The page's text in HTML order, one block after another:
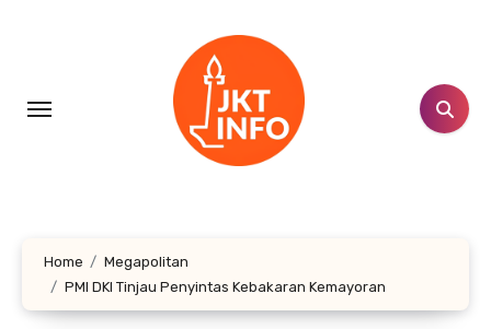
Home
Megapolitan
PMI DKI Tinjau Penyintas Kebakaran Kemayoran